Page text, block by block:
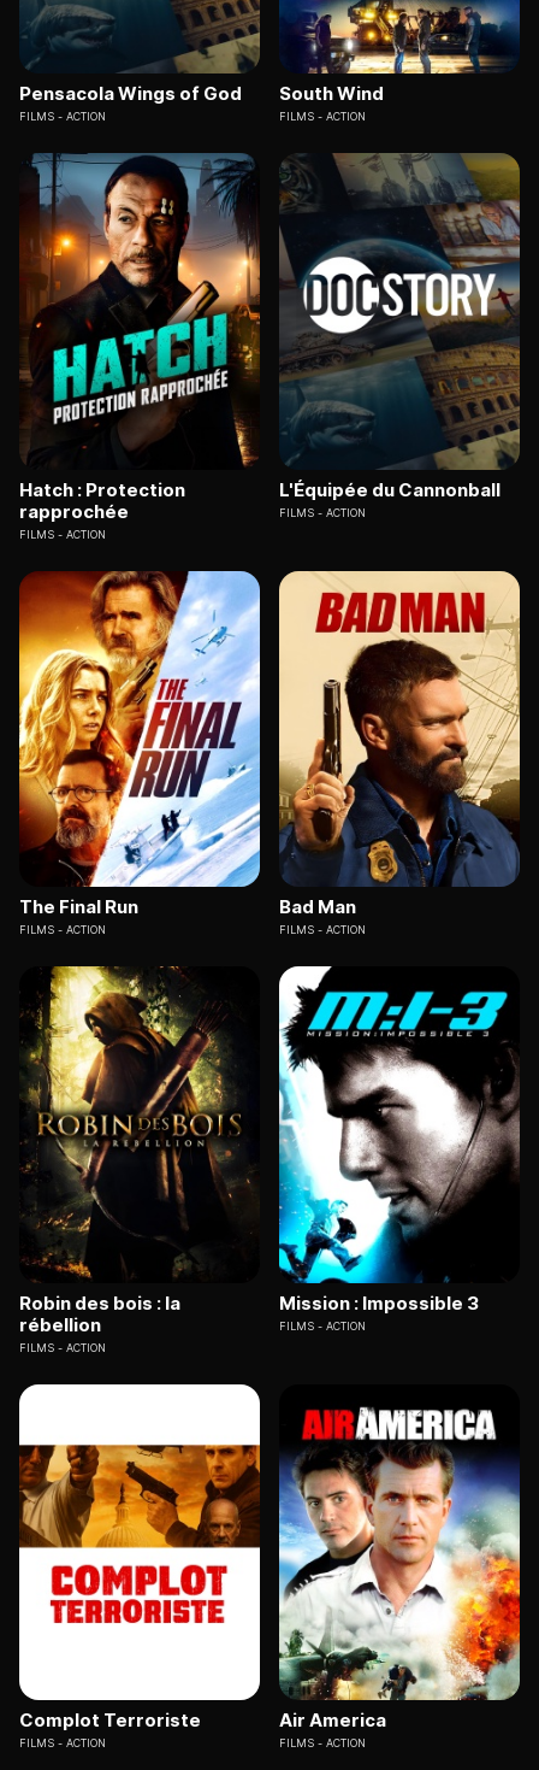
Pensacola Wings of God
FILMS ACTION
South Wind
FILMS ACTION
Hatch : Protection
rapprochée
FILMS ACTION
L'Équipée du Cannonball
FILMS ACTION
The Final Run
FILMS ACTION
Bad Man
FILMS ACTION
Robin des bois : la
rébellion
FILMS ACTION
Mission : Impossible 3
FILMS ACTION
Complot Terroriste
FILMS ACTION
Air America
FILMS ACTION